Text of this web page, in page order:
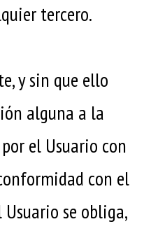
tercero.
y sin que ello
alguna a la
el Usuario con
con el
se obliga,